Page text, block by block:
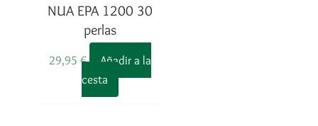
NUA EPA 1200 30
perlas
29,95 €
Añadir a la
cesta